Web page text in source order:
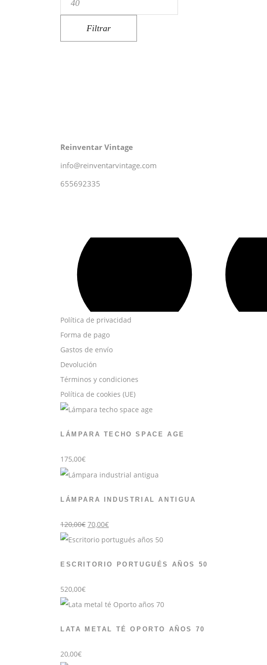
Filtrar
Reinventar Vintage
info@reinventarvintage.com
655692335
Política de privacidad
Forma de pago
Gastos de envío
Devolución
Términos y condiciones
Política de cookies (UE)
LÁMPARA TECHO SPACE AGE
175,00€
LÁMPARA INDUSTRIAL ANTIGUA
120,00€ precio
era:
70,00€precio
es:
ESCRITORIO PORTUGUÉS AÑOS 50
520,00€
LATA METAL TÉ OPORTO AÑOS 70
20,00€